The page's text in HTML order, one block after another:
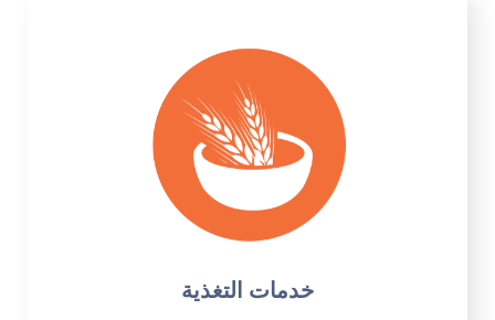
خدمات التغذية